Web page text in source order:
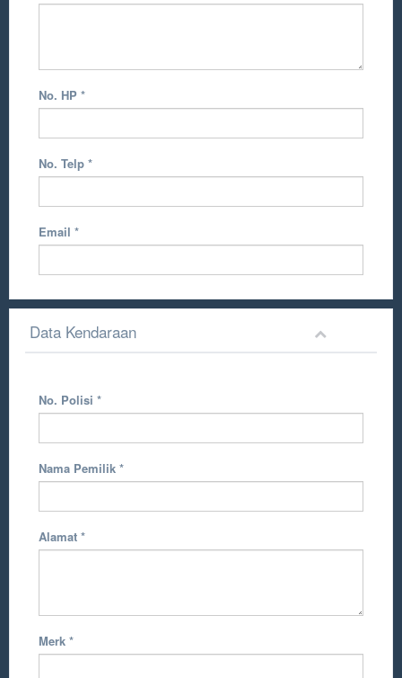
No. HP *
No. Telp *
Email *
Data Kendaraan
No. Polisi *
Nama Pemilik *
Alamat *
Merk *